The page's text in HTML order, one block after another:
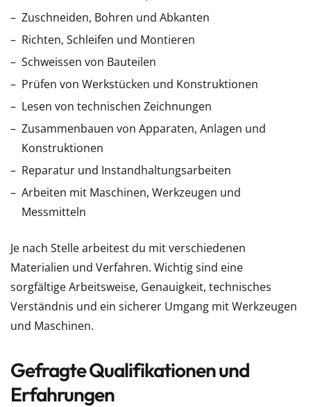
Zuschneiden, Bohren und Abkanten
Richten, Schleifen und Montieren
Schweissen von Bauteilen
Prüfen von Werkstücken und Konstruktionen
Lesen von technischen Zeichnungen
Zusammenbauen von Apparaten, Anlagen und
Konstruktionen
Reparatur und Instandhaltungsarbeiten
Arbeiten mit Maschinen, Werkzeugen und
Messmitteln
Je nach Stelle arbeitest du mit verschiedenen
Materialien und Verfahren. Wichtig sind eine
sorgfältige Arbeitsweise, Genauigkeit, technisches
Verständnis und ein sicherer Umgang mit Werkzeugen
und Maschinen.
Gefragte Qualifikationen und
Erfahrungen